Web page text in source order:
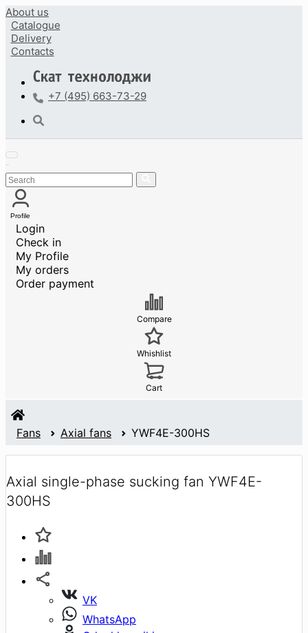
About us
Catalogue
Delivery
Contacts
+7 (495) 663-73-29
Profile
Login
Check in
My Profile
My orders
Order payment
Compare
Whishlist
Cart
Fans Axial fans YWF4E-300HS
Axial single-phase sucking fan YWF4E-
300HS
VK
WhatsApp